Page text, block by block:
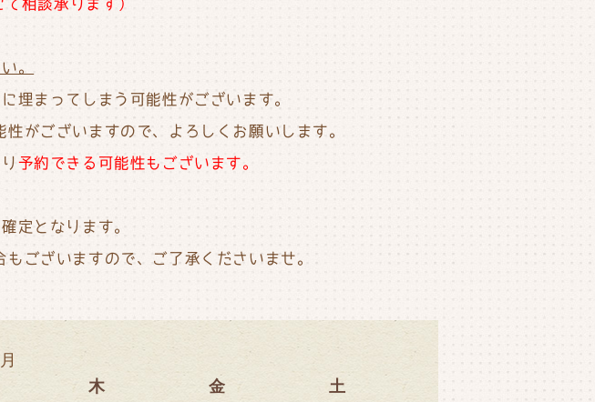
相談承ります）
。
埋まってしまう可能性がございます。
がございますので、よろしくお願いします。
予約できる可能性もございます。
定となります。
もございますので、ご了承くださいませ。
木 金 土